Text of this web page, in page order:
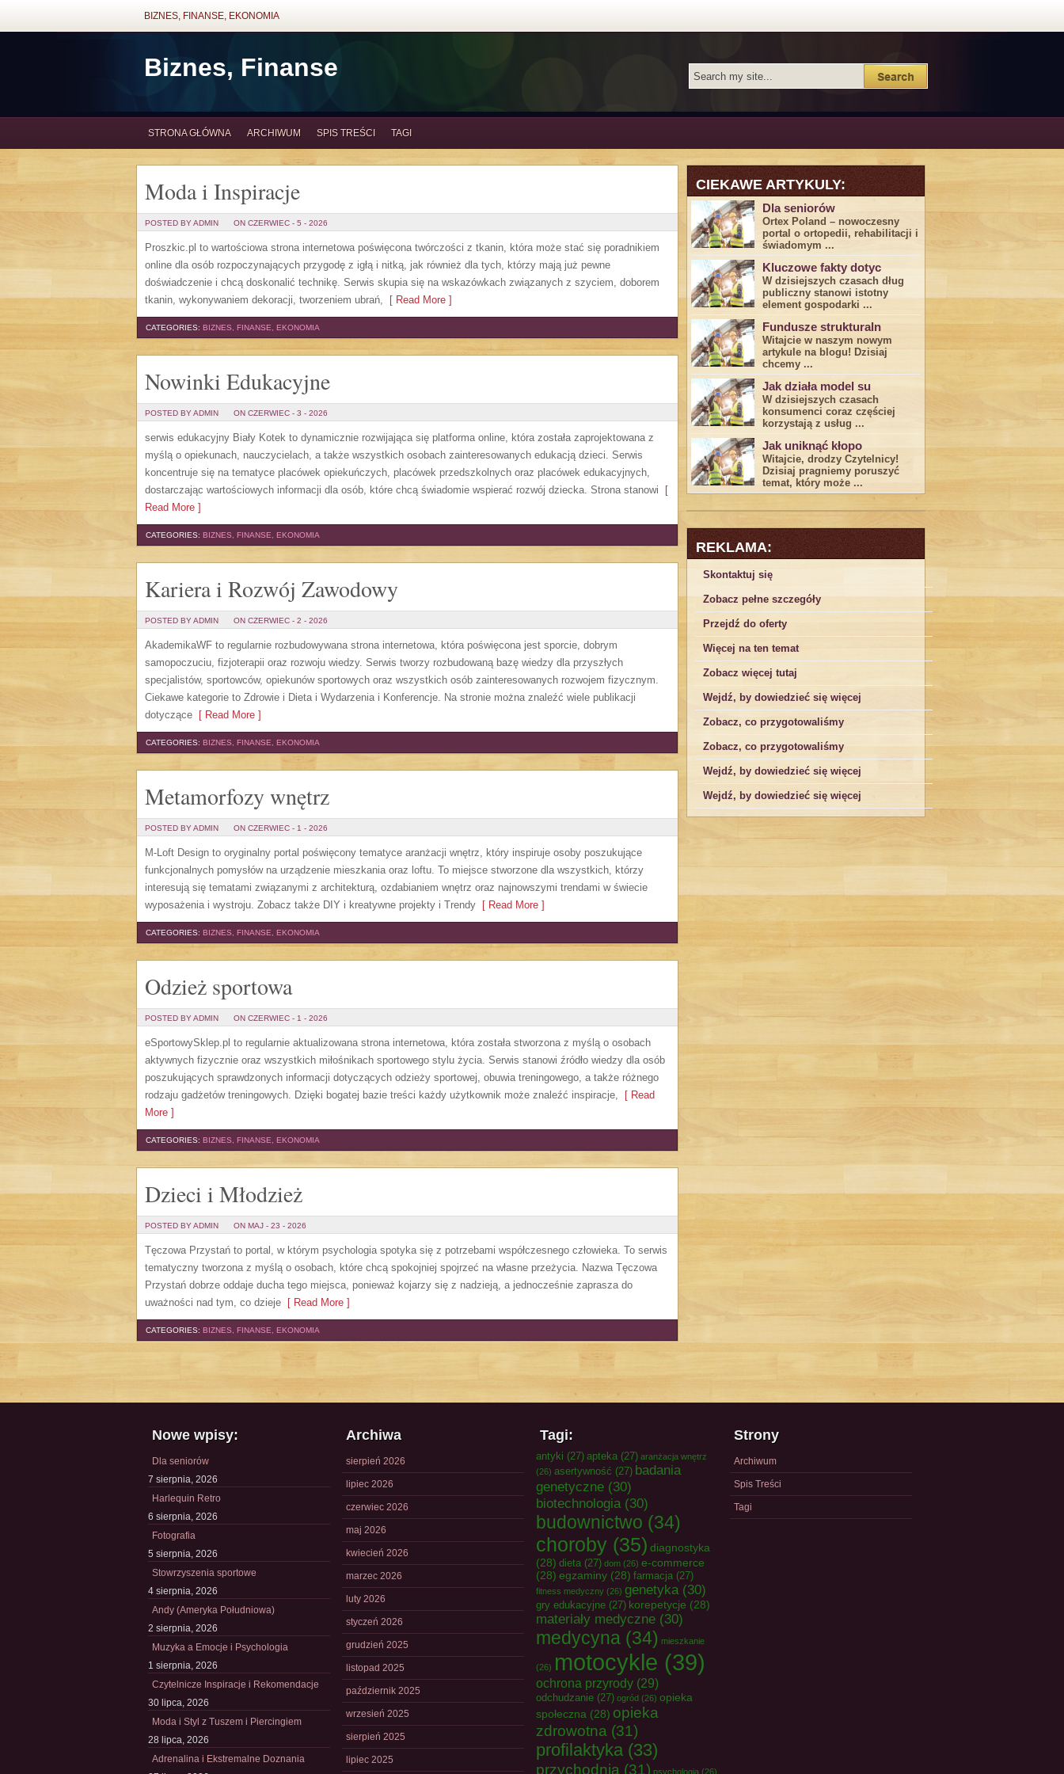
BIZNES, FINANSE, EKONOMIA
Biznes, Finanse
STRONA GŁÓWNA ARCHIWUM SPIS TREŚCI TAGI
Moda i Inspiracje
POSTED BY ADMIN ON CZERWIEC - 5 - 2026
Proszkic.pl to wartościowa strona internetowa poświęcona twórczości z tkanin, która może stać się poradnikiem
online dla osób rozpoczynających przygodę z igłą i nitką, jak również dla tych, którzy mają już pewne
doświadczenie i chcą doskonalić technikę. Serwis skupia się na wskazówkach związanych z szyciem, doborem
tkanin, wykonywaniem dekoracji, tworzeniem ubrań, [ Read More ]
CATEGORIES: BIZNES, FINANSE, EKONOMIA
Nowinki Edukacyjne
POSTED BY ADMIN ON CZERWIEC - 3 - 2026
serwis edukacyjny Biały Kotek to dynamicznie rozwijająca się platforma online, która została zaprojektowana z
myślą o opiekunach, nauczycielach, a także wszystkich osobach zainteresowanych edukacją dzieci. Serwis
koncentruje się na tematyce placówek opiekuńczych, placówek przedszkolnych oraz placówek edukacyjnych,
dostarczając wartościowych informacji dla osób, które chcą świadomie wspierać rozwój dziecka. Strona stanowi [
Read More ]
CATEGORIES: BIZNES, FINANSE, EKONOMIA
Kariera i Rozwój Zawodowy
POSTED BY ADMIN ON CZERWIEC - 2 - 2026
AkademikaWF to regularnie rozbudowywana strona internetowa, która poświęcona jest sporcie, dobrym
samopoczuciu, fizjoterapii oraz rozwoju wiedzy. Serwis tworzy rozbudowaną bazę wiedzy dla przyszłych
specjalistów, sportowców, opiekunów sportowych oraz wszystkich osób zainteresowanych rozwojem fizycznym.
Ciekawe kategorie to Zdrowie i Dieta i Wydarzenia i Konferencje. Na stronie można znaleźć wiele publikacji
dotyczące [ Read More ]
CATEGORIES: BIZNES, FINANSE, EKONOMIA
Metamorfozy wnętrz
POSTED BY ADMIN ON CZERWIEC - 1 - 2026
M-Loft Design to oryginalny portal poświęcony tematyce aranżacji wnętrz, który inspiruje osoby poszukujące
funkcjonalnych pomysłów na urządzenie mieszkania oraz loftu. To miejsce stworzone dla wszystkich, którzy
interesują się tematami związanymi z architekturą, ozdabianiem wnętrz oraz najnowszymi trendami w świecie
wyposażenia i wystroju. Zobacz także DIY i kreatywne projekty i Trendy [ Read More ]
CATEGORIES: BIZNES, FINANSE, EKONOMIA
Odzież sportowa
POSTED BY ADMIN ON CZERWIEC - 1 - 2026
eSportowySklep.pl to regularnie aktualizowana strona internetowa, która została stworzona z myślą o osobach
aktywnych fizycznie oraz wszystkich miłośnikach sportowego stylu życia. Serwis stanowi źródło wiedzy dla osób
poszukujących sprawdzonych informacji dotyczących odzieży sportowej, obuwia treningowego, a także różnego
rodzaju gadżetów treningowych. Dzięki bogatej bazie treści każdy użytkownik może znaleźć inspiracje, [ Read
More ]
CATEGORIES: BIZNES, FINANSE, EKONOMIA
Dzieci i Młodzież
POSTED BY ADMIN ON MAJ - 23 - 2026
Tęczowa Przystań to portal, w którym psychologia spotyka się z potrzebami współczesnego człowieka. To serwis
tematyczny tworzona z myślą o osobach, które chcą spokojniej spojrzeć na własne przeżycia. Nazwa Tęczowa
Przystań dobrze oddaje ducha tego miejsca, ponieważ kojarzy się z nadzieją, a jednocześnie zaprasza do
uważności nad tym, co dzieje [ Read More ]
CATEGORIES: BIZNES, FINANSE, EKONOMIA
CIEKAWE ARTYKULY:
Dla seniorów
Ortex Poland – nowoczesny
portal o ortopedii, rehabilitacji i
świadomym ...
Kluczowe fakty dotyc
W dzisiejszych czasach dług
publiczny stanowi istotny
element gospodarki ...
Fundusze strukturaln
Witajcie w naszym nowym
artykule na blogu! Dzisiaj
chcemy ...
Jak działa model su
W dzisiejszych czasach
konsumenci ‌coraz częściej
korzystają z usług⁤ ...
Jak uniknąć kłopo
Witajcie, drodzy Czytelnicy!
Dzisiaj pragniemy poruszyć
temat, który może ...
REKLAMA:
Skontaktuj się
Zobacz pełne szczegóły
Przejdź do oferty
Więcej na ten temat
Zobacz więcej tutaj
Wejdź, by dowiedzieć się więcej
Zobacz, co przygotowaliśmy
Zobacz, co przygotowaliśmy
Wejdź, by dowiedzieć się więcej
Wejdź, by dowiedzieć się więcej
Nowe wpisy:
Dla seniorów
7 sierpnia, 2026
Harlequin Retro
6 sierpnia, 2026
Fotografia
5 sierpnia, 2026
Stowrzyszenia sportowe
4 sierpnia, 2026
Andy (Ameryka Południowa)
2 sierpnia, 2026
Muzyka a Emocje i Psychologia
1 sierpnia, 2026
Czytelnicze Inspiracje i Rekomendacje
30 lipca, 2026
Moda i Styl z Tuszem i Piercingiem
28 lipca, 2026
Adrenalina i Ekstremalne Doznania
Archiwa
sierpień 2026
lipiec 2026
czerwiec 2026
maj 2026
kwiecień 2026
marzec 2026
luty 2026
styczeń 2026
grudzień 2025
listopad 2025
październik 2025
wrzesień 2025
sierpień 2025
lipiec 2025
Tagi:
antyki (27) apteka (27) aranżacja wnętrz
(26) asertywność (27) badania
genetyczne (30)
biotechnologia(30)
budownictwo (34)
choroby (35) diagnostyka
(28) dieta (27) dom (26) e-commerce
(28) egzaminy (28) farmacja (27)
fitness medyczny (26) genetyka(30)
gry edukacyjne (27) korepetycje (28)
materiały medyczne (30)
medycyna (34) mieszkanie
(26) motocykle (39)
ochrona przyrody (29)
odchudzanie (27) ogród (26) opieka
społeczna (28) opieka
zdrowotna (31)
profilaktyka (33)
przychodnia (31) psychologia (26)
Strony
Archiwum
Spis Treści
Tagi